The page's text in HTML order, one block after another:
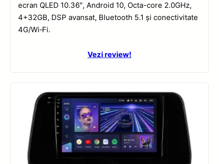
ecran QLED 10.36″, Android 10, Octa-core 2.0GHz,
4+32GB, DSP avansat, Bluetooth 5.1 și conectivitate
4G/Wi‑Fi.
Vezi review!